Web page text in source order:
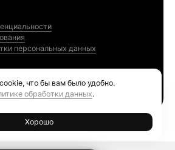
персональных данных
что бы вам было удобно.
обработки данных.
Хорошо